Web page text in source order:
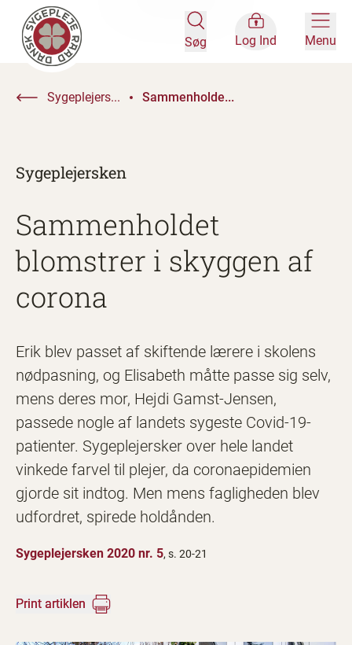
Søg Log Ind Menu
Sygeplejers... Sammenholde...
Sygeplejersken
Sammenholdet
blomstrer i skyggen af
corona
Erik blev passet af skiftende lærere i skolens
nødpasning, og Elisabeth måtte passe sig selv,
mens deres mor, Hejdi Gamst-Jensen,
passede nogle af landets sygeste Covid-19-
patienter. Sygeplejersker over hele landet
vinkede farvel til plejer, da coronaepidemien
gjorde sit indtog. Men mens fagligheden blev
udfordret, spirede holdånden.
Sygeplejersken 2020 nr. 5, s. 20-21
Print artiklen